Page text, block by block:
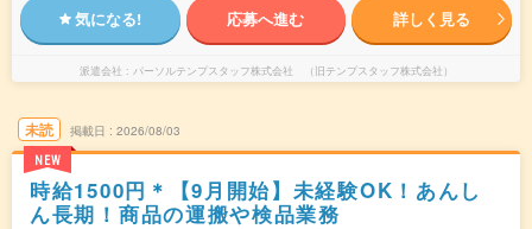
気になる! 応募へ進む 詳しく見る
派遣会社 パーソルテンプスタッフ株式会社 （旧テンプスタッフ株式会社）
未読
NEW
掲載日 2026/08/03
時給1500円＊【9月開始】未経験OK！あんし
ん長期！商品の運搬や検品業務